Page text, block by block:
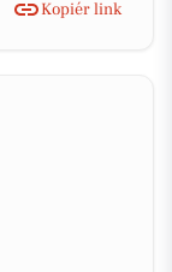
Kopiér link